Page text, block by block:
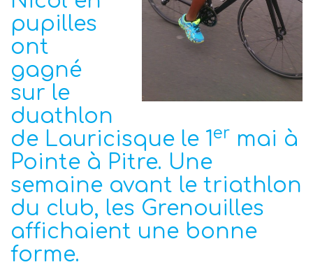
pupilles
ont
gagné
sur le
duathlon
de Lauricisque le 1er mai à
Pointe à Pitre. Une
semaine avant le triathlon
du club, les Grenouilles
affichaient une bonne
forme.